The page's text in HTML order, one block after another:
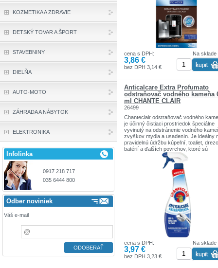
Na sklade
cena s DPH:
3,86 €
bez DPH 3,14 €
Anticalcare Extra Profumato
odstraňovač vodného kameňa
ml CHANTE CLAIR
26499
Chanteclair odstraňovač vodného
je účinný čistiaci prostriedok špeciálne
vyvinutý na odstránenie vodného
zvyškov mydla a usadenín. Je ideálny
pravidelnú údržbu kúpeľní, toaliet,
batérií a ďalších povrchov, ktoré sú
vystavené pôsobeniu tvrdej vody.
Zanecháva povrchy žiarivo čisté,
sviežo voňajúce.
Na sklade
cena s DPH:
3,97 €
bez DPH 3,23 €
KOZMETIKA A ZDRAVIE
DETSKÝ TOVAR A ŠPORT
STAVEBNINY
DIELŇA
AUTO-MOTO
ZÁHRADA A NÁBYTOK
ELEKTRONIKA
Infolinka
0917 218 717
035 6444 800
Odber noviniek
Váš e-mail